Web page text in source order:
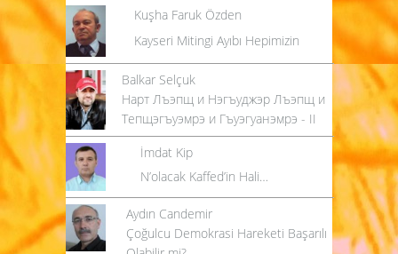
Kuşha Faruk Özden
Kayseri Mitingi Ayıbı Hepimizin
Balkar Selçuk
Нарт Лъэпщ и Нэгъуджэр Лъэпщ и
Тепщэгъуэмрэ и Гъуэгуанэмрэ - II
İmdat Kip
N’olacak Kaffed’in Hali…
Aydın Candemir
Çoğulcu Demokrasi Hareketi Başarılı